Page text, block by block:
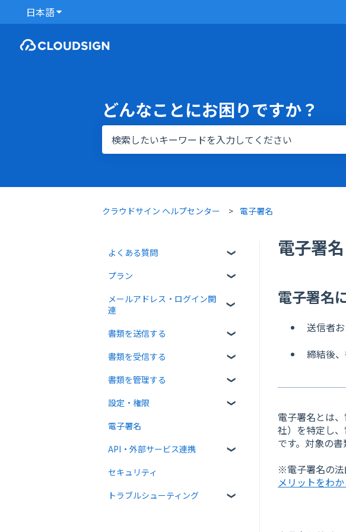
日本語翻訳のサブメニューを表示
どんなことにお困りですか？
クラウドサイン ヘルプセンター 電子署名
電子署
電子署名
送信者
締結後
電子署名とは
社）を特定し
です。対象の
※電子署名の法
メリットをわ
よくある質問
クラウドサインについて
書類について
プラン
無料プラン
メールアドレス・ログイン関
連
ログイン関連
書類を送信する
書類のアップロード・編集
宛先設定
一括送信
送信時の設定
送信後の操作
テンプレート
書類を受信する
受信者ガイド
書類の受信
書類を管理する
書類の確認
書類情報の入力
書類インポート
複数部署管理
設定・権限
個人設定
管理者向け設定
高度な設定をする
電子署名
API・外部サービス連携
Web API
外部連携
セキュリティ
トラブルシューティング